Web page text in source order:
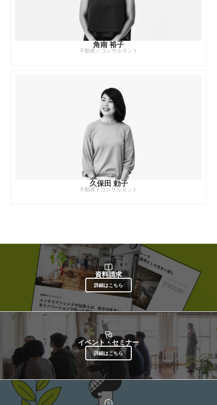
角南 裕子
不動産／コンサルタント
久保田 勅子
不動産 / コンサルタント
資料請求
詳細はこちら
イベント・セミナー
詳細はこちら